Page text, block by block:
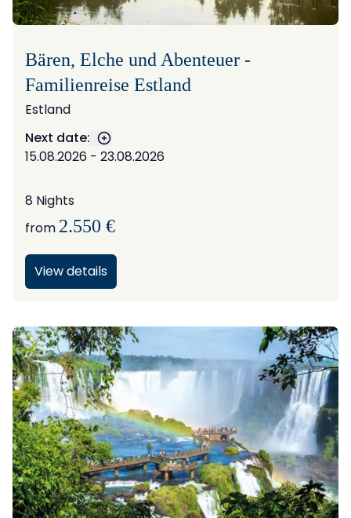
Bären, Elche und Abenteuer -
Familienreise Estland
Estland
Next date:
Show more dates
15.08.2026 - 23.08.2026
8 Nights
from 2.550 €
View details